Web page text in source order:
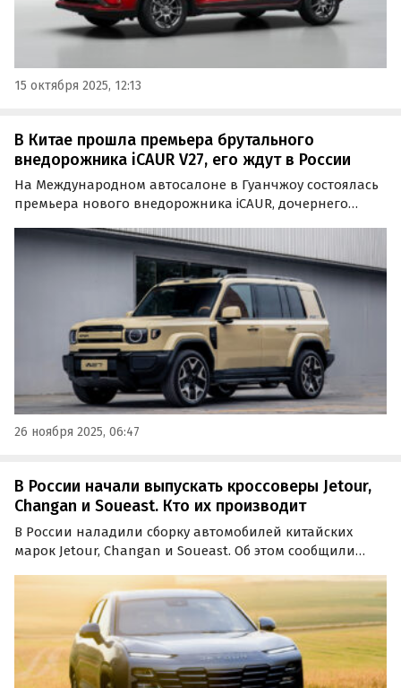
15 октября 2025, 12:13
В Китае прошла премьера брутального
внедорожника iCAUR V27, его ждут в России
На Международном автосалоне в Гуанчжоу состоялась
премьера нового внедорожника iCAUR, дочернего
российский рынок запланирован на 2026 год.
26 ноября 2025, 06:47
В России начали выпускать кроссоверы Jetour,
Changan и Soueast. Кто их производит
В России наладили сборку автомобилей китайских
марок Jetour, Changan и Soueast. Об этом сообщили
распоряжении презентацию Минпромторга РФ,
которая посвящена статусу работы отечественных
производственных…